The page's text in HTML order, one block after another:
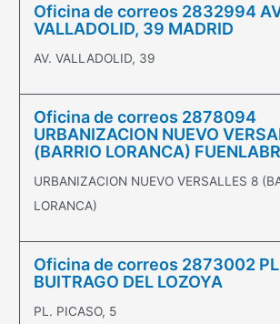
Oficina de correos 2832994
VALLADOLID, 39 MADRID
AV. VALLADOLID, 39
Oficina de correos 2878094
URBANIZACION NUEVO
(BARRIO LORANCA)
URBANIZACION NUEVO VERSALLES 8
LORANCA)
Oficina de correos 2873002
BUITRAGO DEL LOZOYA
PL. PICASO, 5